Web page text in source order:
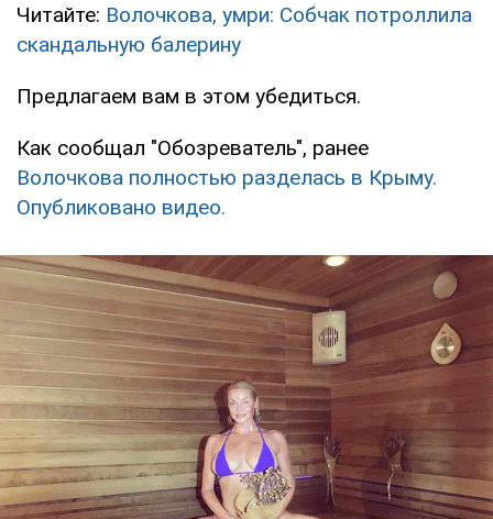
Читайте: Волочкова, умри: Собчак потроллила
скандальную балерину
Предлагаем вам в этом убедиться.
Как сообщал "Обозреватель", ранее
Волочкова полностью разделась в Крыму.
Опубликовано видео.